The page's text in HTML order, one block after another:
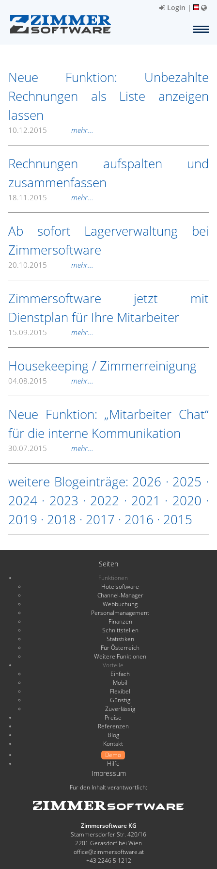
Login |
Neue Funktion: Unbezahlte
Rechnungen als Liste anzeigen
lassen
10.12.2015 mehr...
Rechnungen aufspalten und
zusammenfassen
18.11.2015 mehr...
Ab sofort Lagerverwaltung bei
Zimmersoftware
20.10.2015 mehr...
Zimmersoftware jetzt mit
Dienstplan für Ihre Mitarbeiter
15.09.2015 mehr...
Housekeeping / Zimmerreinigung
04.08.2015 mehr...
Neue Funktion: „Mitarbeiter Chat“
für die interne Kommunikation
30.07.2015 mehr...
weitere Blogeinträge: 2026 · 2025 ·
2024 · 2023 · 2022 · 2021 · 2020 ·
2019 · 2018 · 2017 · 2016 · 2015
Seiten
Funktionen
Hotelsoftware
Channel-Manager
Webbuchung
Personalmanagement
Finanzen
Schnittstellen
Statistiken
Für Österreich
Weitere Funktionen
Vorteile
Einfach
Mobil
Flexibel
Günstig
Zuverlässig
Preise
Referenzen
Blog
Kontakt
Demo
Hilfe
Impressum
Für den Inhalt verantwortlich:
Zimmersoftware KG
Stammersdorfer Str. 420/16
2201 Gerasdorf bei Wien
office@zimmersoftware.at
+43 2246 5 1212